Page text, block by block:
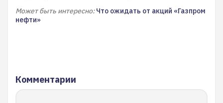
Может быть интересно:Что ожидать от акций «Газпром
нефти»
Комментарии